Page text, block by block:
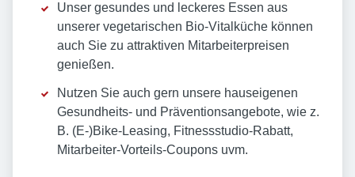
Unser gesundes und leckeres Essen aus
unserer vegetarischen Bio-Vitalküche können
auch Sie zu attraktiven Mitarbeiterpreisen
genießen.
Nutzen Sie auch gern unsere hauseigenen
Gesundheits- und Präventionsangebote, wie z.
B. (E-)Bike-Leasing, Fitnessstudio-Rabatt,
Mitarbeiter-Vorteils-Coupons uvm.